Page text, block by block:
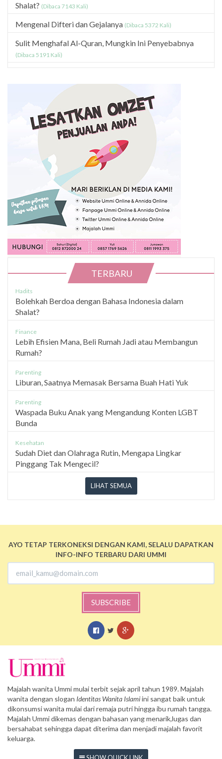
Shalat? (Dibaca 7143 Kali)
Mengenal Difteri dan Gejalanya (Dibaca 5372 Kali)
Sulit Menghafal Al-Quran, Mungkin Ini Penyebabnya
(Dibaca 5191 Kali)
TERBARU
Hadits
Bolehkah Berdoa dengan Bahasa Indonesia dalam
Shalat?
Finance
Lebih Efisien Mana, Beli Rumah Jadi atau Membangun
Rumah?
Parenting
Liburan, Saatnya Memasak Bersama Buah Hati Yuk
Parenting
Waspada Buku Anak yang Mengandung Konten LGBT
Bunda
Kesehatan
Sudah Diet dan Olahraga Rutin, Mengapa Lingkar
Pinggang Tak Mengecil?
LIHAT SEMUA
AYO TETAP TERKONEKSI DENGAN KAMI, SELALU DAPATKAN
INFO-INFO TERBARU DARI UMMI
SUBSCRIBE
Majalah wanita Ummi mulai terbit sejak april tahun 1989. Majalah
wanita dengan slogan Identitas Wanita Islamiini sangat baik untuk
dikonsumsi wanita mulai dari remaja putri hingga ibu rumah tangga.
Majalah Ummi dikemas dengan bahasan yang menarik,lugas dan
bersahabat sehingga dapat diterima dan menjadi majalah favorit
keluarga.
SHOW QUICK LINK